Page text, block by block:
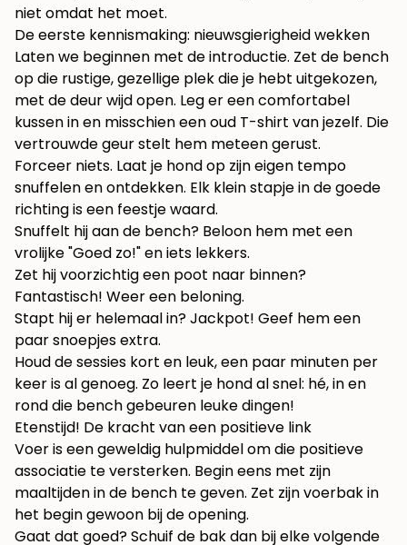
niet omdat het moet.
De eerste kennismaking: nieuwsgierigheid wekken
Laten we beginnen met de introductie. Zet de bench
op die rustige, gezellige plek die je hebt uitgekozen,
met de deur wijd open. Leg er een comfortabel
kussen in en misschien een oud T-shirt van jezelf. Die
vertrouwde geur stelt hem meteen gerust.
Forceer niets. Laat je hond op zijn eigen tempo
snuffelen en ontdekken. Elk klein stapje in de goede
richting is een feestje waard.
Snuffelt hij aan de bench? Beloon hem met een
vrolijke "Goed zo!" en iets lekkers.
Zet hij voorzichtig een poot naar binnen?
Fantastisch! Weer een beloning.
Stapt hij er helemaal in? Jackpot! Geef hem een
paar snoepjes extra.
Houd de sessies kort en leuk, een paar minuten per
keer is al genoeg. Zo leert je hond al snel: hé, in en
rond die bench gebeuren leuke dingen!
Etenstijd! De kracht van een positieve link
Voer is een geweldig hulpmiddel om die positieve
associatie te versterken. Begin eens met zijn
maaltijden in de bench te geven. Zet zijn voerbak in
het begin gewoon bij de opening.
Gaat dat goed? Schuif de bak dan bij elke volgende